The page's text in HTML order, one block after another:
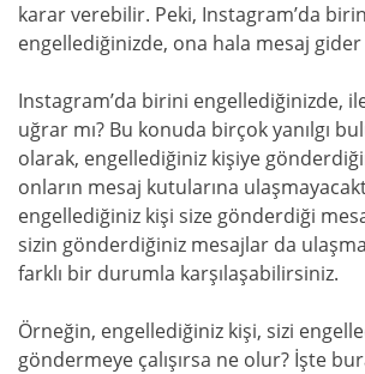
karar verebilir. Peki, Instagram’da
engellediğinizde, ona hala mesaj gider
Instagram’da birini engellediğinizde,
uğrar mı? Bu konuda birçok yanılgı
olarak, engellediğiniz kişiye
onların mesaj kutularına
engellediğiniz kişi size gönderdiği
sizin gönderdiğiniz mesajlar da
farklı bir durumla karşılaşabilirsiniz.
Örneğin, engellediğiniz kişi, sizi
göndermeye çalışırsa ne olur? İşte